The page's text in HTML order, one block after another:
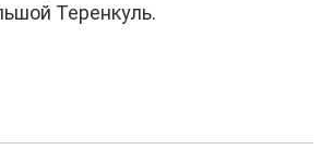
Теренкуль.